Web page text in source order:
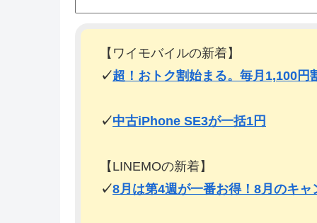
【ワイモバイルの新着】
✓超！おトク割始まる。毎月1,100円
✓中古iPhone SE3が一括1円
【LINEMOの新着】
✓8月は第4週が一番お得！8月のキ